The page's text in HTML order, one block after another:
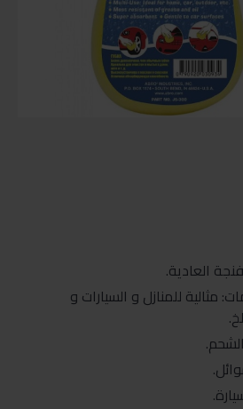
العادية.
مثالية للمنازل و السيارات و